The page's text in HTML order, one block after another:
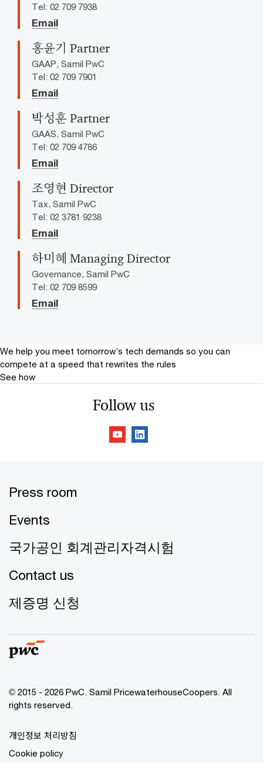
Tel: 02 709 7938
Email
홍윤기 Partner
GAAP, Samil PwC
Tel: 02 709 7901
Email
박성훈 Partner
GAAS, Samil PwC
Tel: 02 709 4786
Email
조영현 Director
Tax, Samil PwC
Tel: 02 3781 9238
Email
하미혜 Managing Director
Governance, Samil PwC
Tel: 02 709 8599
Email
We help you meet tomorrow’s tech demands so you can
compete at a speed that rewrites the rules
See how
Follow us
Press room
Events
국가공인 회계관리자격시험
Contact us
제증명 신청
© 2015 - 2026 PwC. Samil PricewaterhouseCoopers. All
rights reserved.
개인정보 처리방침
Cookie policy